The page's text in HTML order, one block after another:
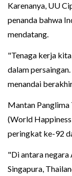
Karenanya, UU
penanda bahwa
mendatang.
"Tenaga kerja
dalam
menandai
Mantan
(World
peringkat ke-92
"Di antara negara
Singapura,